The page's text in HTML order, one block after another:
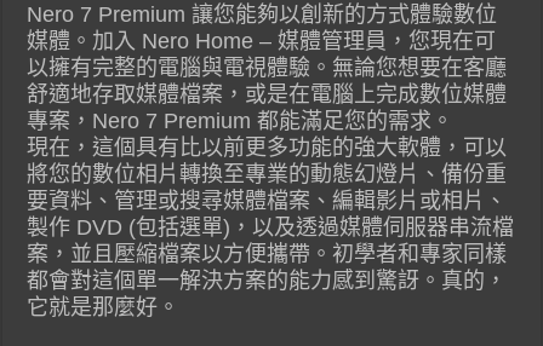
Nero 7 Premium 讓您能夠以創新的方式體驗數位
媒體。加入 Nero Home – 媒體管理員，您現在可
以擁有完整的電腦與電視體驗。無論您想要在客廳
舒適地存取媒體檔案，或是在電腦上完成數位媒體
專案，Nero 7 Premium 都能滿足您的需求。
現在，這個具有比以前更多功能的強大軟體，可以
將您的數位相片轉換至專業的動態幻燈片、備份重
要資料、管理或搜尋媒體檔案、編輯影片或相片、
製作 DVD (包括選單)，以及透過媒體伺服器串流檔
案，並且壓縮檔案以方便攜帶。初學者和專家同樣
都會對這個單一解決方案的能力感到驚訝。真的，
它就是那麼好。